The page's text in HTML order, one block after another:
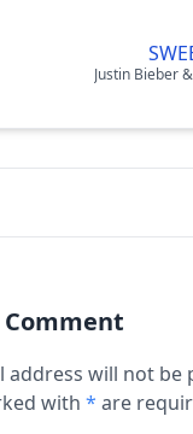
Justin Bieber
Comment
address will not be
with * are